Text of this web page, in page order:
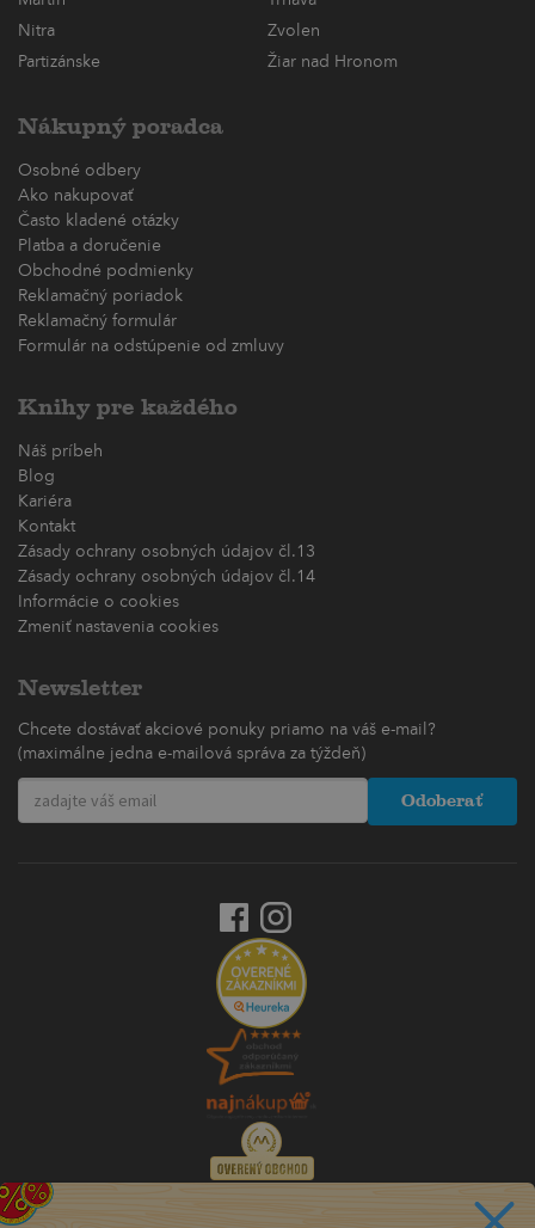
Nitra
Zvolen
Partizánske
Žiar nad Hronom
Nákupný poradca
Osobné odbery
Ako nakupovať
Často kladené otázky
Platba a doručenie
Obchodné podmienky
Reklamačný poriadok
Reklamačný formulár
Formulár na odstúpenie od zmluvy
Knihy pre každého
Náš príbeh
Blog
Kariéra
Kontakt
Zásady ochrany osobných údajov čl.13
Zásady ochrany osobných údajov čl.14
Informácie o cookies
Zmeniť nastavenia cookies
Newsletter
Chcete dostávať akciové ponuky priamo na váš e-mail?
(maximálne jedna e-mailová správa za týždeň)
Odoberať